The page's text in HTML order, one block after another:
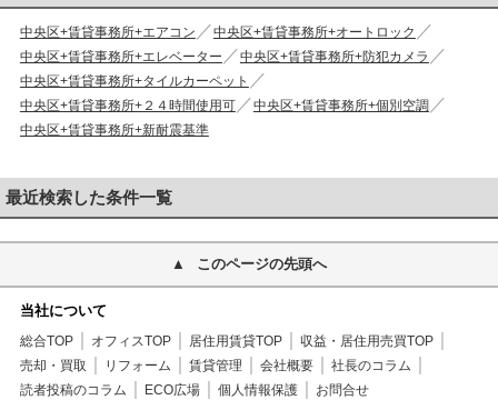
中央区+賃貸事務所+エアコン
中央区+賃貸事務所+オートロック
中央区+賃貸事務所+エレベーター
中央区+賃貸事務所+防犯カメラ
中央区+賃貸事務所+タイルカーペット
中央区+賃貸事務所+２４時間使用可
中央区+賃貸事務所+個別空調
中央区+賃貸事務所+新耐震基準
最近検索した条件一覧
このページの先頭へ
当社について
総合TOP オフィスTOP 居住用賃貸TOP
収益・居住用売買TOP
売却・買取
リフォーム 賃貸管理 会社概要
社長のコラム
読者投稿のコラム
ECO広場 個人情報保護 お問合せ